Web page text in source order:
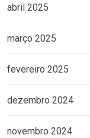
abril 2025
março 2025
fevereiro 2025
dezembro 2024
novembro 2024